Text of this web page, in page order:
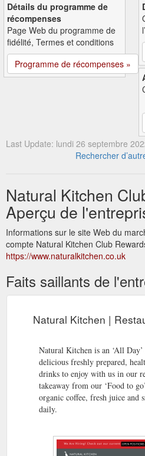
Détails du programme de
récompenses
Page Web du programme de
fidélité, Termes et conditions
Programme de récompenses »
Last Update: lundi 26 septembre
Rechercher
Natural Kitchen
Aperçu de
Informations sur le site Web du
compte Natural Kitchen Club
https://www.naturalkitchen.co.uk
Faits saillants de
Natural Kitchen |
Natural Kitchen is an ‘All
delicious freshly prepared,
drinks to enjoy with us in our
takeaway from our ‘Food to
organic coffee, fresh juice and
daily.